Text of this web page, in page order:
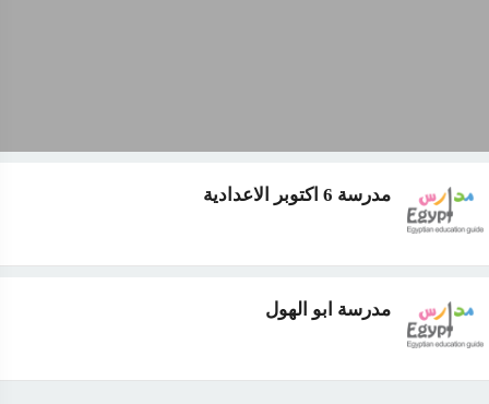
مدرسة 6 اكتوبر الاعدادية
مدرسة ابو الهول